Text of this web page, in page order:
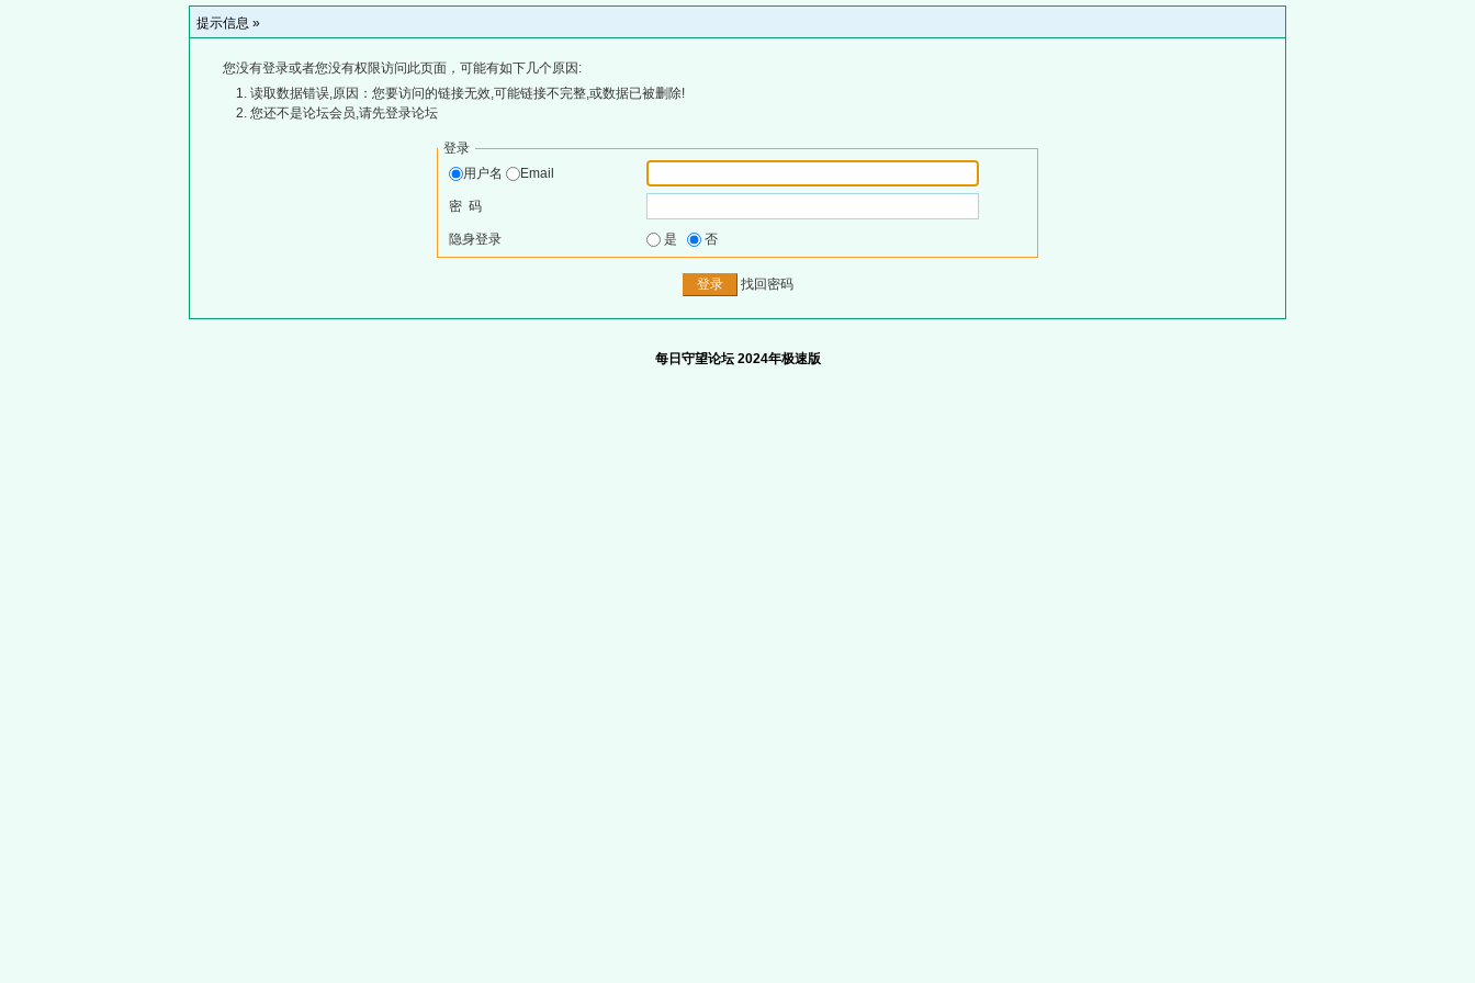
提示信息 »
您没有登录或者您没有权限访问此页面，可能有如下几个原因:
读取数据错误,原因：您要访问的链接无效,可能链接不完整,或数据已被删除!
您还不是论坛会员,请先登录论坛
登录
用户名
Email
密 码
隐身登录 是 否
找回密码
每日守望论坛 2024年极速版